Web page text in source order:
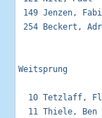
149
254
Weitsprung
10
11 Thiele,